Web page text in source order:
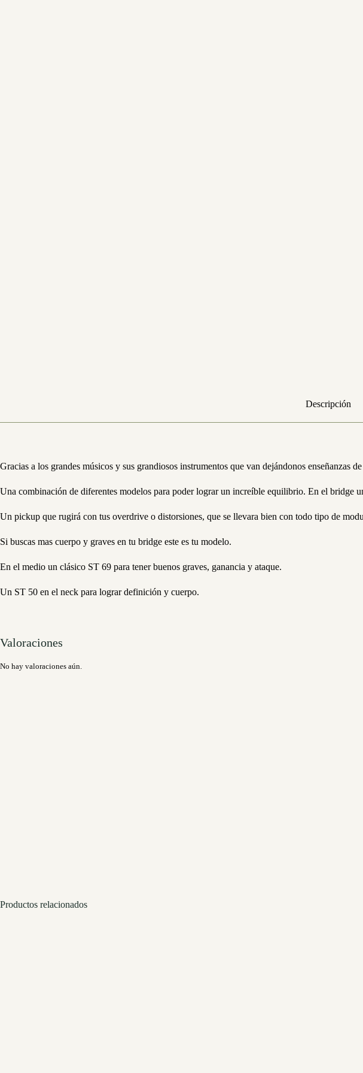
Descripción
Gracias a los grandes músicos y sus grandiosos instrumentos que van dejándonos enseñanzas
Una combinación de diferentes modelos para poder lograr un increíble equilibrio. En el bridge
Un pickup que rugirá con tus overdrive o distorsiones, que se llevara bien con todo tipo de
Si buscas mas cuerpo y graves en tu bridge este es tu modelo.
En el medio un clásico ST 69 para tener buenos graves, ganancia y ataque.
Un ST 50 en el neck para lograr definición y cuerpo.
Valoraciones
No hay valoraciones aún.
Productos relacionados